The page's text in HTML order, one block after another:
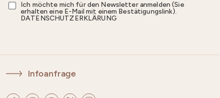
Ich möchte mich für den Newsletter anmelden (Sie
erhalten eine E-Mail mit einem Bestätigungslink).
DATENSCHUTZERKLÄRUNG
Infoanfrage